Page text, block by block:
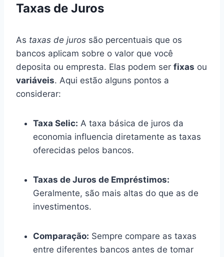
Taxas de Juros
As taxas de juros são percentuais que os
bancos aplicam sobre o valor que você
deposita ou empresta. Elas podem ser fixas ou
variáveis. Aqui estão alguns pontos a
considerar:
Taxa Selic: A taxa básica de juros da
economia influencia diretamente as taxas
oferecidas pelos bancos.
Taxas de Juros de Empréstimos:
Geralmente, são mais altas do que as de
investimentos.
Comparação: Sempre compare as taxas
entre diferentes bancos antes de tomar